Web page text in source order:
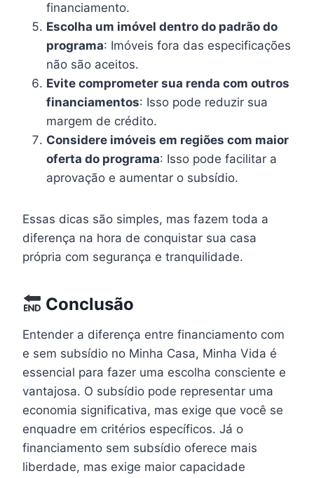
financiamento.
Escolha um imóvel dentro do padrão do
programa: Imóveis fora das especificações
não são aceitos.
Evite comprometer sua renda com outros
financiamentos: Isso pode reduzir sua
margem de crédito.
Considere imóveis em regiões com maior
oferta do programa: Isso pode facilitar a
aprovação e aumentar o subsídio.
Essas dicas são simples, mas fazem toda a
diferença na hora de conquistar sua casa
própria com segurança e tranquilidade.
Conclusão
Entender a diferença entre financiamento com
e sem subsídio no Minha Casa, Minha Vida é
essencial para fazer uma escolha consciente e
vantajosa. O subsídio pode representar uma
economia significativa, mas exige que você se
enquadre em critérios específicos. Já o
financiamento sem subsídio oferece mais
liberdade, mas exige maior capacidade